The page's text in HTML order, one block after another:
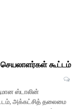
செயலாளர்கள் கூட்டம்
ஸ்டாலின்
அக்கட்சித் தலைமை